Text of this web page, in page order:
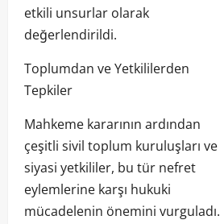
etkili unsurlar olarak
değerlendirildi.
Toplumdan ve Yetkililerden
Tepkiler
Mahkeme kararının ardından
çeşitli sivil toplum kuruluşları ve
siyasi yetkililer, bu tür nefret
eylemlerine karşı hukuki
mücadelenin önemini vurguladı.